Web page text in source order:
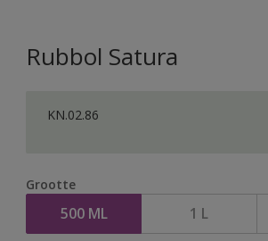
Rubbol Satura
KN.02.86
Grootte
500 ML 1 L